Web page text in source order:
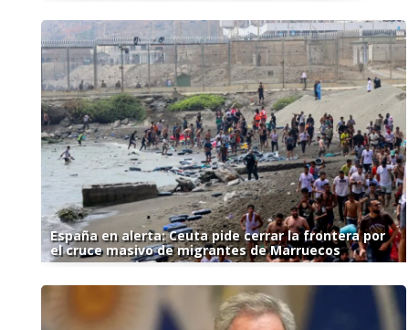
España en alerta: Ceuta pide cerrar la frontera por
el cruce masivo de migrantes de Marruecos